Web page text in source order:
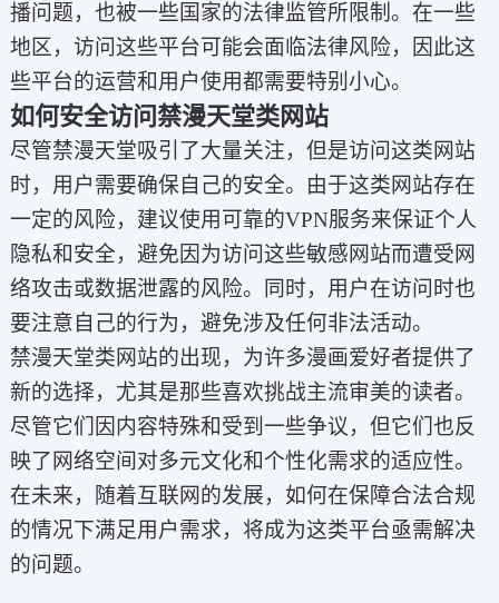
播问题，也被一些国家的法律监管所限制。在一些
地区，访问这些平台可能会面临法律风险，因此这
些平台的运营和用户使用都需要特别小心。
如何安全访问禁漫天堂类网站
尽管禁漫天堂吸引了大量关注，但是访问这类网站
时，用户需要确保自己的安全。由于这类网站存在
一定的风险，建议使用可靠的VPN服务来保证个人
隐私和安全，避免因为访问这些敏感网站而遭受网
络攻击或数据泄露的风险。同时，用户在访问时也
要注意自己的行为，避免涉及任何非法活动。
禁漫天堂类网站的出现，为许多漫画爱好者提供了
新的选择，尤其是那些喜欢挑战主流审美的读者。
尽管它们因内容特殊和受到一些争议，但它们也反
映了网络空间对多元文化和个性化需求的适应性。
在未来，随着互联网的发展，如何在保障合法合规
的情况下满足用户需求，将成为这类平台亟需解决
的问题。